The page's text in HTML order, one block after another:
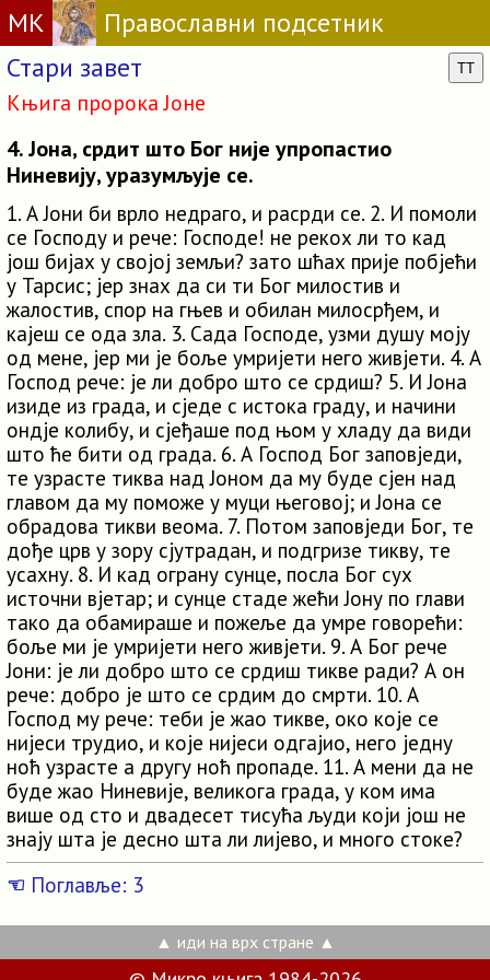
МК
Православни подсетник
Стари завет
TT
Књига пророка Јоне
4. Јона, срдит што Бог није упропастио
Ниневију, уразумљује се.
1. А Јони би врло недраго, и расрди се. 2. И помоли
се Господу и рече: Господе! не рекох ли то кад
још бијах у својој земљи? зато шћах прије побјећи
у Тарсис; јер знах да си ти Бог милостив и
жалостив, спор на гњев и обилан милосрђем, и
кајеш се ода зла. 3. Сада Господе, узми душу моју
од мене, јер ми је боље умријети него живјети. 4. А
Господ рече: је ли добро што се срдиш? 5. И Јона
изиде из града, и сједе с истока граду, и начини
ондје колибу, и сјеђаше под њом у хладу да види
што ће бити од града. 6. А Господ Бог заповједи,
те узрасте тиква над Јоном да му буде сјен над
главом да му поможе у муци његовој; и Јона се
обрадова тикви веома. 7. Потом заповједи Бог, те
дође црв у зору сјутрадан, и подгризе тикву, те
усахну. 8. И кад ограну сунце, посла Бог сух
источни вјетар; и сунце стаде жећи Јону по глави
тако да обамираше и пожеље да умре говорећи:
боље ми је умријети него живјети. 9. А Бог рече
Јони: је ли добро што се срдиш тикве ради? А он
рече: добро је што се срдим до смрти. 10. А
Господ му рече: теби је жао тикве, око које се
нијеси трудио, и које нијеси одгајио, него једну
ноћ узрасте а другу ноћ пропаде. 11. А мени да не
буде жао Ниневије, великога града, у ком има
више од сто и двадесет тисућа људи који још не
знају шта је десно шта ли лијево, и много стоке?
☜ Поглавље: 3
▲ иди на врх стране ▲